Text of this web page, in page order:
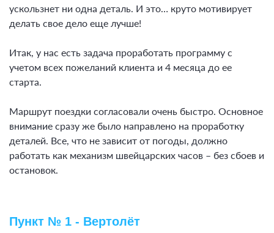
ускользнет ни одна деталь. И это… круто мотивирует
делать свое дело еще лучше!
Итак, у нас есть задача проработать программу с
учетом всех пожеланий клиента и 4 месяца до ее
старта.
Маршрут поездки согласовали очень быстро. Основное
внимание сразу же было направлено на проработку
деталей. Все, что не зависит от погоды, должно
работать как механизм швейцарских часов – без сбоев и
остановок.
Пункт № 1 - Вертолёт